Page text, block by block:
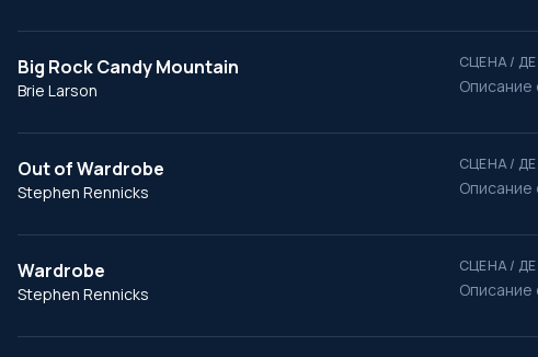
Big Rock Candy Mountain
Brie Larson
СЦЕНА /
Описание
Out of Wardrobe
Stephen Rennicks
СЦЕНА /
Описание
Wardrobe
Stephen Rennicks
СЦЕНА /
Описание